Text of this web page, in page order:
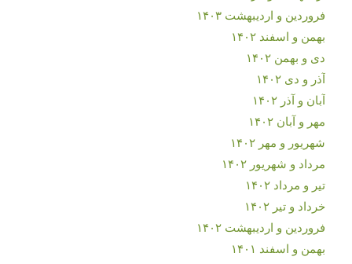
فروردین و اردیبهشت ۱۴۰۳
بهمن و اسفند ۱۴۰۲
دی و بهمن ۱۴۰۲
آذر و دی ۱۴۰۲
آبان و آذر ۱۴۰۲
مهر و آبان ۱۴۰۲
شهریور و مهر ۱۴۰۲
مرداد و شهریور ۱۴۰۲
تیر و مرداد ۱۴۰۲
خرداد و تیر ۱۴۰۲
فروردین و اردیبهشت ۱۴۰۲
بهمن و اسفند ۱۴۰۱